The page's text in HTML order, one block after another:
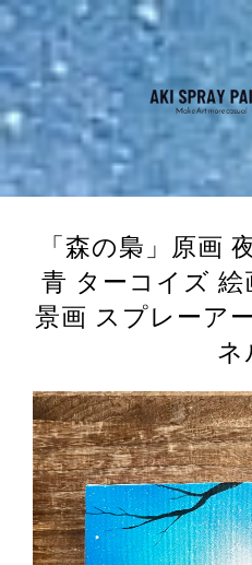
「森の梟」原画
青 ターコイズ
景画 スプレーア
ネ